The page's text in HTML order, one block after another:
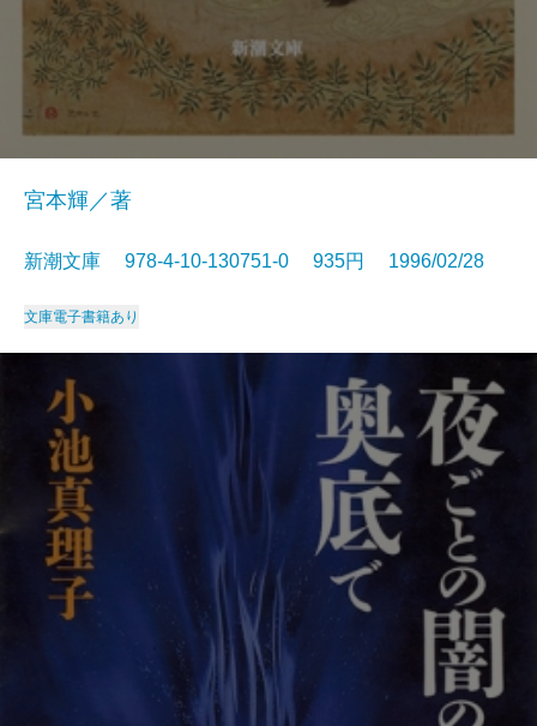
宮本輝／著
新潮文庫 978-4-10-130751-0 935円 1996/02/28
文庫電子書籍あり